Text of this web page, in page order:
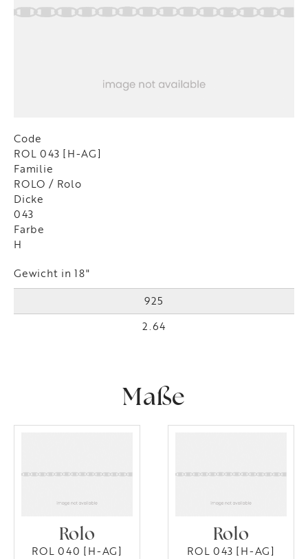
Code
ROL 043 [H-AG]
Familie
ROLO / Rolo
Dicke
043
Farbe
H
Gewicht in 18"
925
2.64
Maße
Rolo
ROL 040 [H-AG]
Rolo
ROL 043 [H-AG]